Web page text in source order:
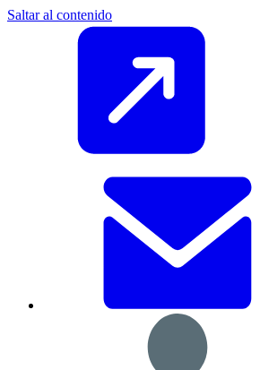
Saltar al contenido